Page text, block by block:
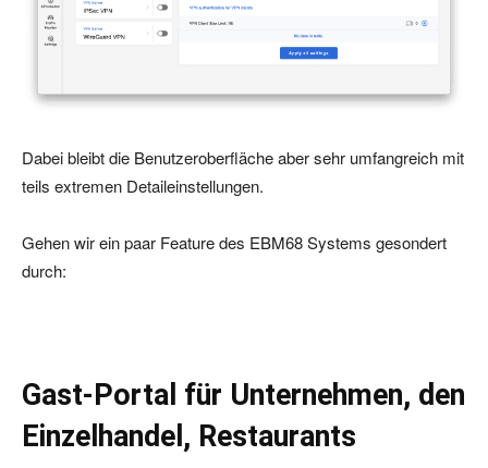
Dabei bleibt die Benutzeroberfläche aber sehr umfangreich mit
teils extremen Detaileinstellungen.
Gehen wir ein paar Feature des EBM68 Systems gesondert
durch:
Gast-Portal für Unternehmen, den
Einzelhandel, Restaurants